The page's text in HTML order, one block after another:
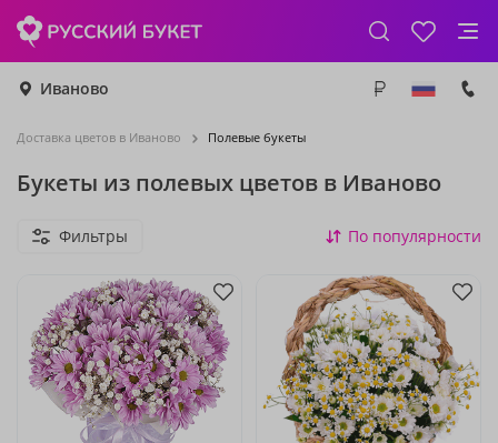
Иваново
Доставка цветов в Иваново Полевые букеты
Букеты из полевых цветов в Иваново
Фильтры По популярности